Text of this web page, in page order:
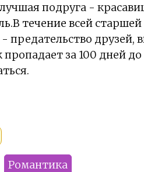
подруга -
течение всей
предательство
за 100 дней
Романтика